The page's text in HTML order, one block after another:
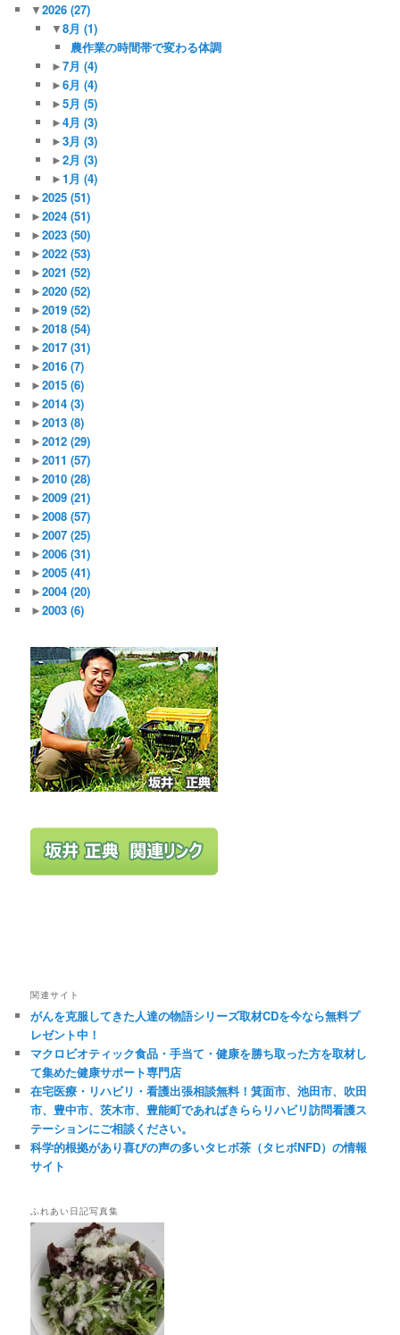
▼2026(27)
▼8月 (1)
農作業の時間帯で変わる体調
►7月 (4)
►6月 (4)
►5月 (5)
►4月 (3)
►3月 (3)
►2月 (3)
►1月 (4)
►2025(51)
►2024(51)
►2023(50)
►2022(53)
►2021(52)
►2020(52)
►2019(52)
►2018(54)
►2017(31)
►2016(7)
►2015(6)
►2014(3)
►2013(8)
►2012(29)
►2011(57)
►2010(28)
►2009(21)
►2008(57)
►2007(25)
►2006(31)
►2005(41)
►2004(20)
►2003(6)
関連サイト
がんを克服してきた人達の物語シリーズ取材CDを今なら無料プ
レゼント中！
マクロビオティック食品・手当て・健康を勝ち取った方を取材し
て集めた健康サポート専門店
在宅医療・リハビリ・看護出張相談無料！箕面市、池田市、吹田
市、豊中市、茨木市、豊能町であればきららリハビリ訪問看護ス
テーションにご相談ください。
科学的根拠があり喜びの声の多いタヒボ茶（タヒボNFD）の情報
サイト
ふれあい日記写真集